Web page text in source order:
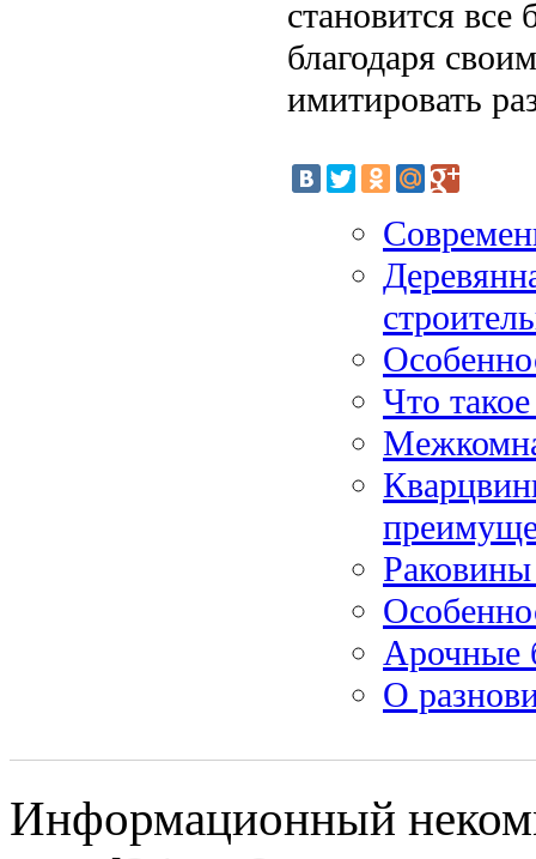
становится все
благодаря
имитировать
Что
Арочные
О
Информационный